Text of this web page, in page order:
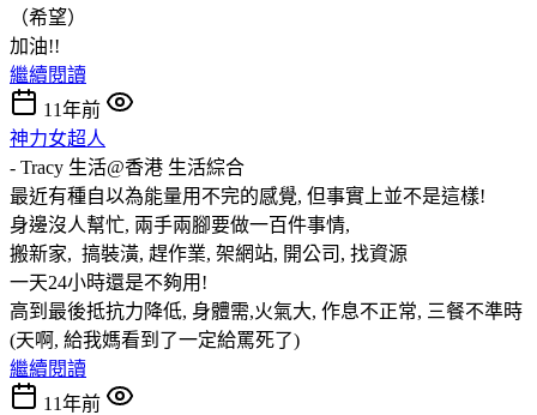
（希望）
加油!!
繼續閱讀
11年前
神力女超人
- Tracy 生活@香港 生活綜合
最近有種自以為能量用不完的感覺, 但事實上並不是這樣!
身邊沒人幫忙, 兩手兩腳要做一百件事情,
搬新家, 搞裝潢, 趕作業, 架網站, 開公司, 找資源
一天24小時還是不夠用!
高到最後抵抗力降低, 身體需,火氣大, 作息不正常, 三餐不準時
(天啊, 給我媽看到了一定給罵死了)
繼續閱讀
11年前